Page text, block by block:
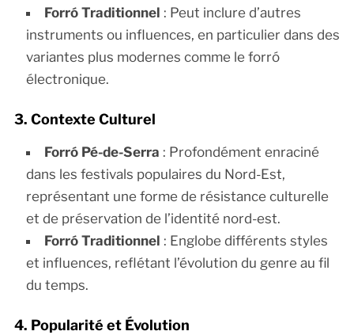
Forró Traditionnel : Peut inclure d’autres
instruments ou influences, en particulier dans des
variantes plus modernes comme le forró
électronique.
3. Contexte Culturel
Forró Pé-de-Serra : Profondément enraciné
dans les festivals populaires du Nord-Est,
représentant une forme de résistance culturelle
et de préservation de l’identité nord-est.
Forró Traditionnel : Englobe différents styles
et influences, reflétant l’évolution du genre au fil
du temps.
4. Popularité et Évolution